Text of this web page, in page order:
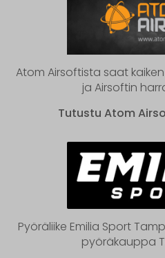
Atom Airsoftista saat
ja Airsoftin
Tutustu Atom
Pyöräliike Emilia Sport
pyöräkauppa